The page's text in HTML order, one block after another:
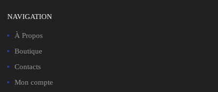
NAVIGATION
À Propos
Boutique
Contacts
Mon compte